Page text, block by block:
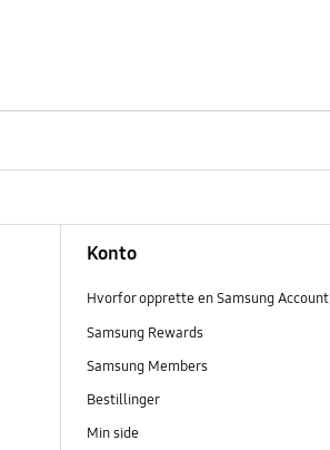
Konto
Hvorfor opprette en Samsung Account
Samsung Rewards
Samsung Members
Bestillinger
Min side